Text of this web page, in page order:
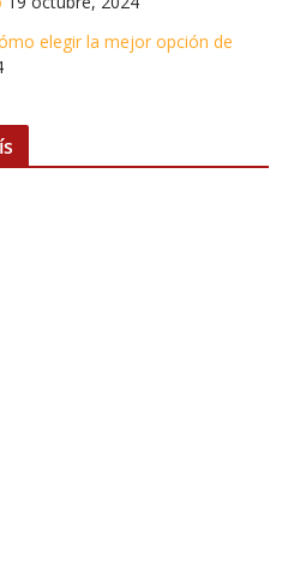
elegir la mejor opción de